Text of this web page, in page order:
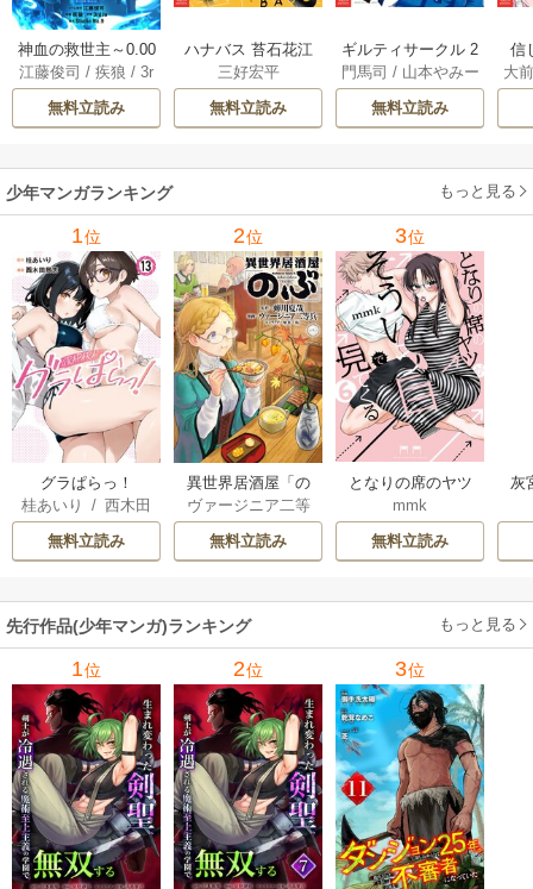
神血の救世主～0.00
000001％を引き当
て最強へ～【電子
書籍特典付】 22巻
江藤俊司 /疾狼 /3r
Studio No.9
無料立読み
ハナバス 苔石花江
のバスケ論 7巻
三好宏平
無料立読み
ギルティサークル 2
1巻
門馬司 / 山本やみー
無料立読み
信
に
の
れ
メ
大
少年マンガランキング もっと見る
1位
グラぱらっ！
桂あいり
/西木田
景志
無料立読み
2位
異世界居酒屋「の
ぶ」
ヴァージニア二等
兵/蝉川夏哉/転
無料立読み
3位
となりの席のヤツ
がそういう目で見
てくる
mmk
無料立読み
灰
先行作品(少年マンガ)ランキング もっと見る
1位 2位 3位